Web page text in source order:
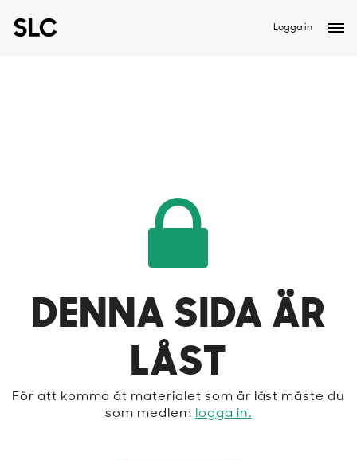
Logga in
DENNA SIDA ÄR
LÅST
För att komma åt materialet som är låst måste du
som medlem logga in.